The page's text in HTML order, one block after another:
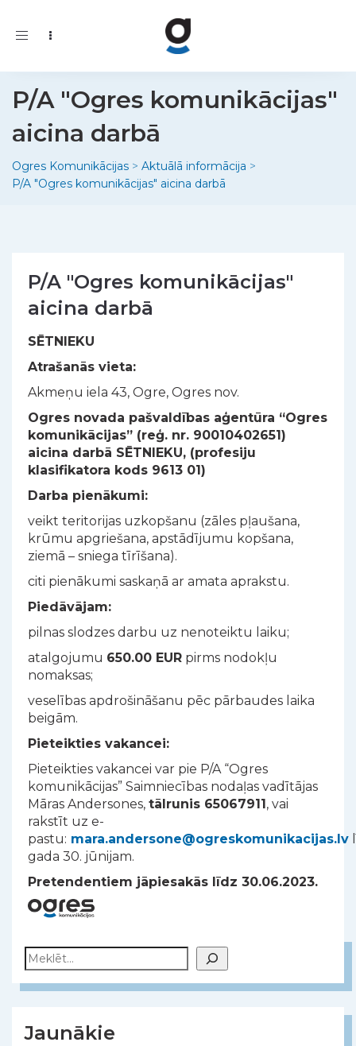
Toggle
P/A "Ogres komunikācijas"
aicina darbā
Ogres Komunikācijas > Aktuālā informācija >
P/A "Ogres komunikācijas" aicina darbā
P/A "Ogres komunikācijas"
aicina darbā
SĒTNIEKU
Atrašanās vieta:
Akmeņu iela 43, Ogre, Ogres nov.
Ogres novada pašvaldības aģentūra “Ogres
komunikācijas” (reģ. nr. 90010402651)
aicina darbā SĒTNIEKU, (profesiju
klasifikatora kods 9613 01)
Darba pienākumi:
veikt teritorijas uzkopšanu (zāles pļaušana,
krūmu apgriešana, apstādījumu kopšana,
ziemā – sniega tīrīšana).
citi pienākumi saskaņā ar amata aprakstu.
Piedāvājam:
pilnas slodzes darbu uz nenoteiktu laiku;
atalgojumu 650.00 EUR pirms nodokļu
nomaksas;
veselības apdrošināšanu pēc pārbaudes laika
beigām.
Pieteikties vakancei:
Pieteikties vakancei var pie P/A “Ogres
komunikācijas” Saimniecības nodaļas vadītājas
Māras Andersones, tālrunis 65067911, vai
rakstīt uz e-
pastu: mara.andersone@ogreskomunikacijas.lv
gada 30. jūnijam.
Pretendentiem jāpiesakās līdz 30.06.2023.
Meklēt
Jaunākie